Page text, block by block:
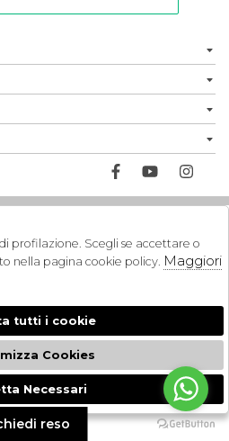
reso
profilazione. Scegli se accettare o
nella pagina cookie policy. Maggiori
tutti i cookie
Cookies
Necessari